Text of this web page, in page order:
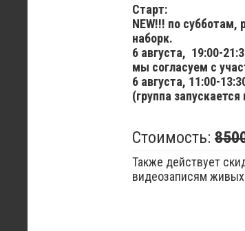
Старт:
NEW!!! по субботам,
наборк.
6 августа, 19:00-
мы согласуем с
6 августа, 11:00-
(группа запускается
Стоимость:
Также действует
видеозаписям